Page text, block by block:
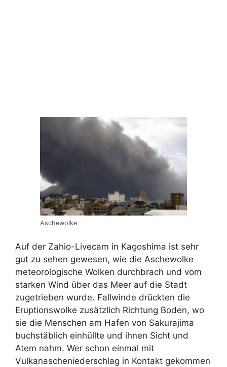
Aschewolke
Auf der Zahio-Livecam in Kagoshima ist sehr
gut zu sehen gewesen, wie die Aschewolke
meteorologische Wolken durchbrach und vom
starken Wind über das Meer auf die Stadt
zugetrieben wurde. Fallwinde drückten die
Eruptionswolke zusätzlich Richtung Boden, wo
sie die Menschen am Hafen von Sakurajima
buchstäblich einhüllte und ihnen Sicht und
Atem nahm. Wer schon einmal mit
Vulkanascheniederschlag in Kontakt gekommen